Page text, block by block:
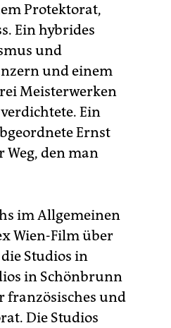
Protektorat,
Ein hybrides
und
und einem
Meisterwerken
Ein
Ernst
Weg, den man
im Allgemeinen
Wien-Film über
Studios in
in Schönbrunn
französisches und
Die Studios